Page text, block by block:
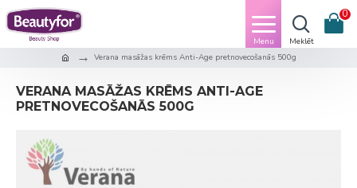
0
Verana masāžas krēms Anti-Age pretnovecošanās 500g
VERANA MASĀŽAS KRĒMS ANTI-AGE
PRETNOVECOŠANĀS 500G